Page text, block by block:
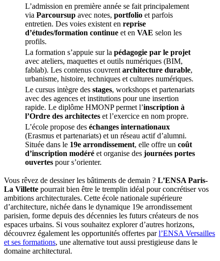
L’admission en première année se fait principalement
via Parcoursup avec notes, portfolio et parfois
entretien. Des voies existent en reprise
d’études/formation continue et en VAE selon les
profils.
La formation s’appuie sur la pédagogie par le projet
avec ateliers, maquettes et outils numériques (BIM,
fablab). Les contenus couvrent architecture durable,
urbanisme, histoire, techniques et cultures numériques.
Le cursus intègre des stages, workshops et partenariats
avec des agences et institutions pour une insertion
rapide. Le diplôme HMONP permet l’inscription à
l’Ordre des architectes et l’exercice en nom propre.
L’école propose des échanges internationaux
(Erasmus et partenariats) et un réseau actif d’alumni.
Située dans le 19e arrondissement, elle offre un coût
d’inscription modéré et organise des journées portes
ouvertes pour s’orienter.
Vous rêvez de dessiner les bâtiments de demain ? L’ENSA Paris-
La Villette pourrait bien être le tremplin idéal pour concrétiser vos
ambitions architecturales. Cette école nationale supérieure
d’architecture, nichée dans le dynamique 19e arrondissement
parisien, forme depuis des décennies les futurs créateurs de nos
espaces urbains. Si vous souhaitez explorer d’autres horizons,
découvrez également les opportunités offertes parl’ENSA Versailles
et ses formations, une alternative tout aussi prestigieuse dans le
domaine architectural.